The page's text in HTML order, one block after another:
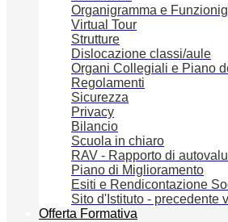
Organigramma e
Virtual Tour
Strutture
Dislocazione classi/aule
Organi Collegiali e Piano
Regolamenti
Sicurezza
Privacy
Bilancio
Scuola in chiaro
RAV - Rapporto di
Piano di Miglioramento
Esiti e Rendicontazione
Sito d'Istituto - precedente
Offerta Formativa